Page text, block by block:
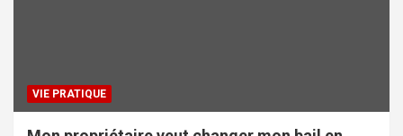
VIE PRATIQUE